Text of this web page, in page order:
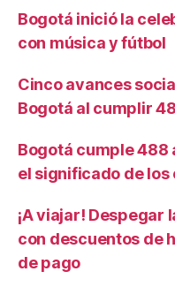
Bogotá inició la
con música y fútbol
Cinco avances
Bogotá al cumplir
Bogotá cumple 488
el significado de los
¡A viajar! Despegar
con descuentos de
de pago